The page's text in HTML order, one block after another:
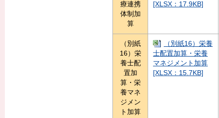
療連携
体制加
算
[XLSX：17.9KB]
（別紙
16）栄
養士配
置加
算・栄
養マネ
ジメン
ト加算
（別紙16）栄養
士配置加算・栄養
マネジメント加算
[XLSX：15.7KB]